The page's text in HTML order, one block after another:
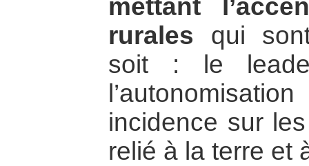
mettant
rurales qui
soit : le
incidence sur
relié à la terre et